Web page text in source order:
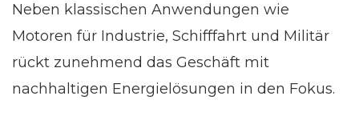
Neben klassischen Anwendungen wie
Motoren für Industrie, Schifffahrt und Militär
rückt zunehmend das Geschäft mit
nachhaltigen Energielösungen in den Fokus.